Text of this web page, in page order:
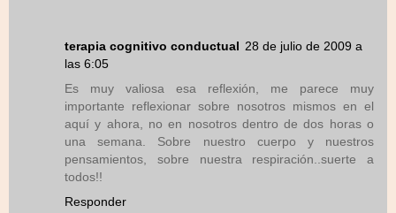
terapia cognitivo conductual 28 de julio de 2009 a
las 6:05
Es muy valiosa esa reflexión, me parece muy
importante reflexionar sobre nosotros mismos en el
aquí y ahora, no en nosotros dentro de dos horas o
una semana. Sobre nuestro cuerpo y nuestros
pensamientos, sobre nuestra respiración..suerte a
todos!!
Responder